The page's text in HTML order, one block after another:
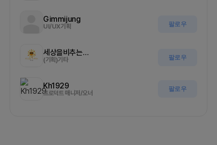
Gimmijung
UI/UX기획 팔로우
세상을비추는올기자
(기획)기타 팔로우
Kh1929
프로덕트 매니저/오너
팔로우